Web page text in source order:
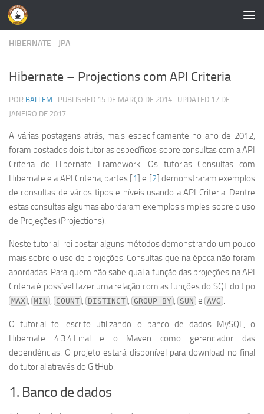
Skip to content
HIBERNATE - JPA
Hibernate – Projections com API Criteria
POR BALLEM · PUBLISHED 15 DE MARÇO DE 2014 · UPDATED 17 DE
JANEIRO DE 2017
A várias postagens atrás, mais especificamente no ano de 2012,
foram postados dois tutorias específicos sobre consultas com a API
Criteria do Hibernate Framework. Os tutorias Consultas com
Hibernate e a API Criteria, partes [1] e [2] demonstraram exemplos
de consultas de vários tipos e níveis usando a API Criteria. Dentre
estas consultas algumas abordaram exemplos simples sobre o uso
de Projeções (Projections).
Neste tutorial irei postar alguns métodos demonstrando um pouco
mais sobre o uso de projeções. Consultas que na época não foram
abordadas. Para quem não sabe qual a função das projeções na API
Criteria é possível fazer uma relação com as funções do SQL do tipo
MAX , MIN , COUNT , DISTINCT , GROUP BY , SUN e AVG .
O tutorial foi escrito utilizando o banco de dados MySQL, o
Hibernate 4.3.4.Final e o Maven como gerenciador das
dependências. O projeto estará disponível para download no final
do tutorial através do GitHub.
1. Banco de dados